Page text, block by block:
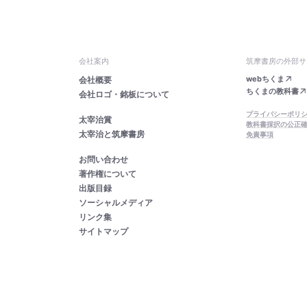
会社案内
会社概要
会社ロゴ・銘板について
太宰治賞
太宰治と筑摩書房
お問い合わせ
著作権について
出版目録
ソーシャルメディア
リンク集
サイトマップ
筑摩書房の外部
webちくま
ちくまの教科書
プライバシーポリ
教科書採択の公正
免責事項